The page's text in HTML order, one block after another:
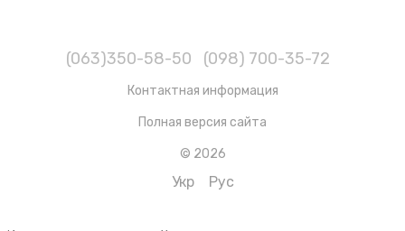
(063)350-58-50 (098) 700-35-72
Контактная информация
Полная версия сайта
© 2026
Укр Рус